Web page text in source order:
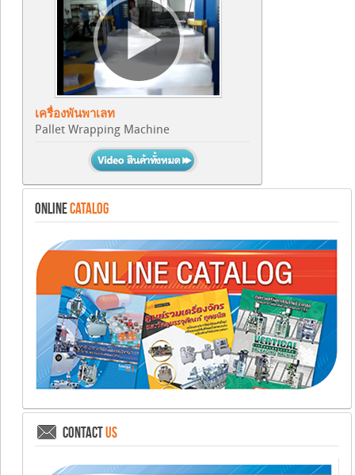
เครื่องพันพาเลท
Pallet Wrapping Machine
ONLINECATALOG
CONTACTUS